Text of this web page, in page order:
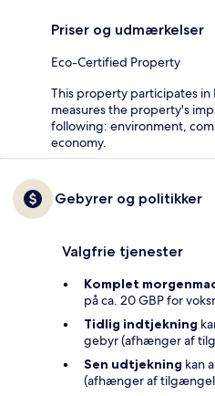
Priser og udmærkelser
Eco-Certified Property
This property participates in
measures the property's
following: environment,
economy.
Gebyrer og politikker
Valgfrie tjenester
Komplet
på ca. 20 GBP for
Tidlig indtjekning
gebyr (afhænger af
Sen udtjekning kan
(afhænger af